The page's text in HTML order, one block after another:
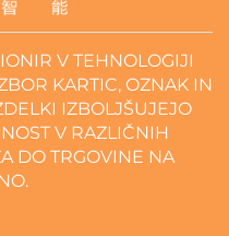
V TEHNOLOGIJI
KARTIC, OZNAK IN
IZBOLJŠUJEJO
V RAZLIČNIH
DO TRGOVINE NA